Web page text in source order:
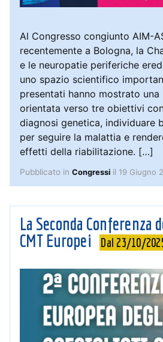
Al Congresso congiunto AIM-
recentemente a Bologna, la
e le neuropatie periferiche
uno spazio scientifico
presentati hanno mostrato
orientata verso tre obiettivi
diagnosi genetica, individuare
per seguire la malattia e
effetti della riabilitazione. […]
Pubblicato in Congressi il 19 Giugno
La Seconda Conferenza
CMT Europei
Dal 23/10/